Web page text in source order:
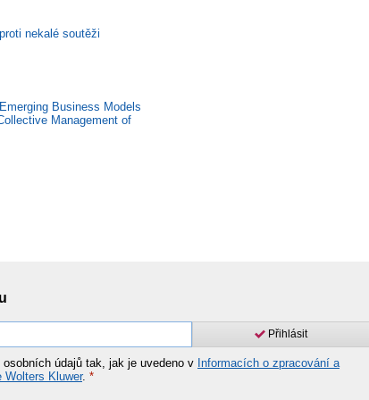
nekalé soutěži
Business Models
Management of
Přihlásit
údajů tak, jak je uvedeno v Informacích o zpracování a
Wolters Kluwer. *